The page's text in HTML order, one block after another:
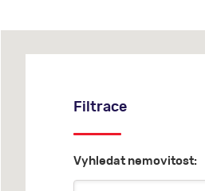
Filtrace
Vyhledat nemovitost: